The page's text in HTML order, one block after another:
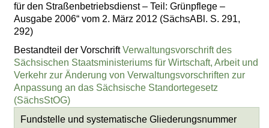
für den Straßenbetriebsdienst – Teil: Grünpflege –
Ausgabe 2006“ vom 2. März 2012 (SächsABl. S. 291,
292)
Bestandteil der VorschriftVerwaltungsvorschrift des
Sächsischen Staatsministeriums für Wirtschaft, Arbeit und
Verkehr zur Änderung von Verwaltungsvorschriften zur
Anpassung an das Sächsische Standortegesetz
(SächsStOG)
Fundstelle und systematische Gliederungsnummer